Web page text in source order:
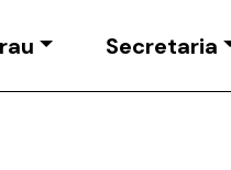
Secretaria